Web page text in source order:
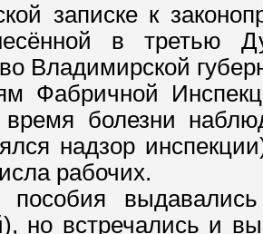
записке к
в третью
Владимирской
Фабричной
болезни
надзор
рабочих.
пособия
но встречались и